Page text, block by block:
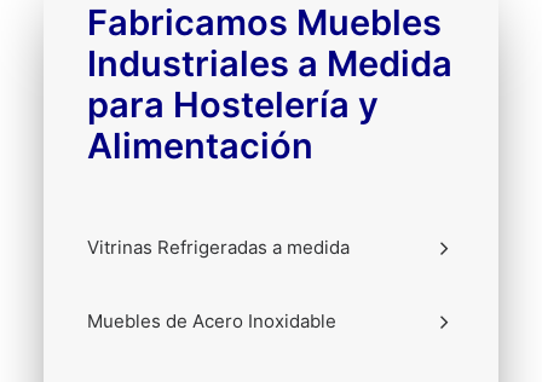
Fabricamos Muebles
Industriales a Medida
para Hostelería y
Alimentación
Vitrinas Refrigeradas a medida
Muebles de Acero Inoxidable